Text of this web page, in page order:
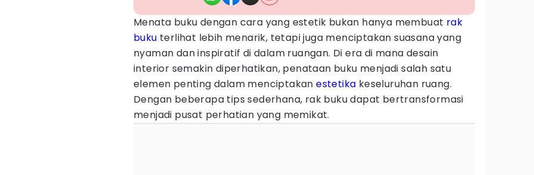
Menata buku dengan cara yang estetik bukan hanya membuat rak
buku terlihat lebih menarik, tetapi juga menciptakan suasana yang
nyaman dan inspiratif di dalam ruangan. Di era di mana desain
interior semakin diperhatikan, penataan buku menjadi salah satu
elemen penting dalam menciptakanestetika keseluruhan ruang.
Dengan beberapa tips sederhana, rak buku dapat bertransformasi
menjadi pusat perhatian yang memikat.